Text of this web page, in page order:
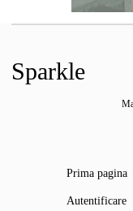
Sparkle
Prima pagina
Autentificare